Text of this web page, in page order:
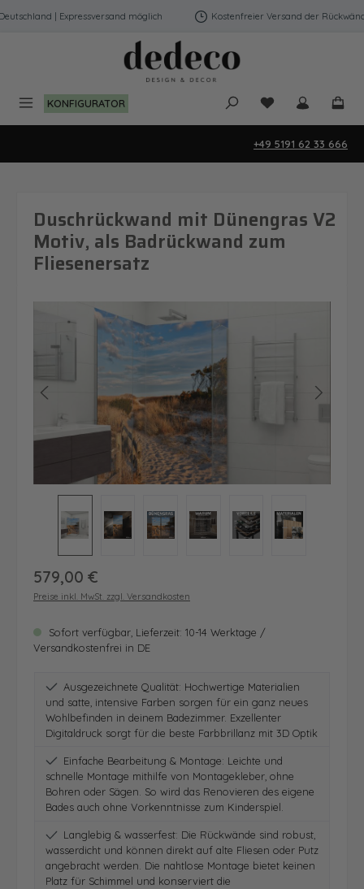
Zum Hauptinhalt springen
| Expressversand möglich Kostenfreier Versand der
KONFIGURATOR Du hast 0
+49 5191 62 33 666
Duschrückwand mit Dünengras V2
Motiv, als Badrückwand zum
Fliesenersatz
Bildergalerie überspringen
Regulärer Preis:
579,00 €
Preise inkl. MwSt. zzgl. Versandkosten
Sofort verfügbar, Lieferzeit: 10-14 Werktage /
Versandkostenfrei in DE
Ausgezeichnete Qualität: Hochwertige Materialien
und satte, intensive Farben sorgen für ein ganz neues
Wohlbefinden in deinem Badezimmer. Exzellenter
Digitaldruck sorgt für die beste Farbbrillanz mit 3D Optik
Einfache Bearbeitung & Montage: Leichte und
schnelle Montage mithilfe von Montagekleber, ohne
Bohren oder Sägen. So wird das Renovieren des eigene
Bades auch ohne Vorkenntnisse zum Kinderspiel.
Langlebig & wasserfest: Die Rückwände sind robust,
wasserdicht und können direkt auf alte Fliesen oder Putz
angebracht werden. Die nahtlose Montage bietet keinen
Platz für Schimmel und konserviert die